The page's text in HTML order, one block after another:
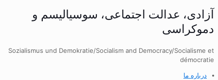
آزادی، عدالت اجتماعی، سوسیالیسم و
دموکراسی
Sozialismus und Demokratie/Socialism and Democracy/Socialisme et
démocratie
درباره ما